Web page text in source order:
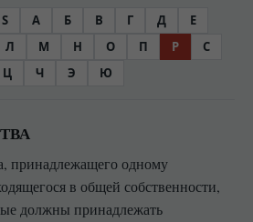
S А Б В Г Д
Е
Л М Н О П Р
С
Ц Ч Э Ю
принадлежащего одному
в общей собственности,
должны принадлежать